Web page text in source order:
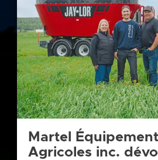
Martel
Agricoles inc.